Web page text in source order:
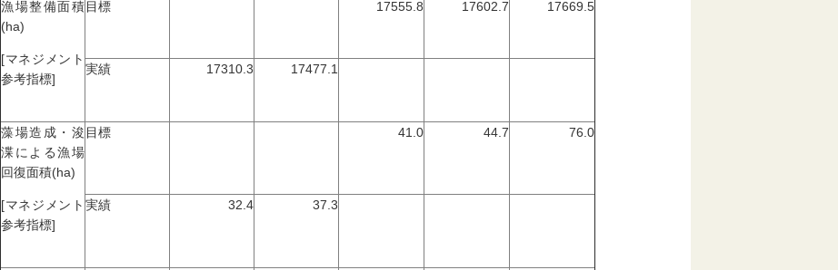
漁場整備面積
(ha)
[マネジメント
参考指標]
目標 17555.8 17602.7 17669.5
実績 17310.3 17477.1
藻場造成・浚
渫による漁場
回復面積(ha)
[マネジメント
参考指標]
目標 41.0 44.7 76.0
実績 32.4 37.3